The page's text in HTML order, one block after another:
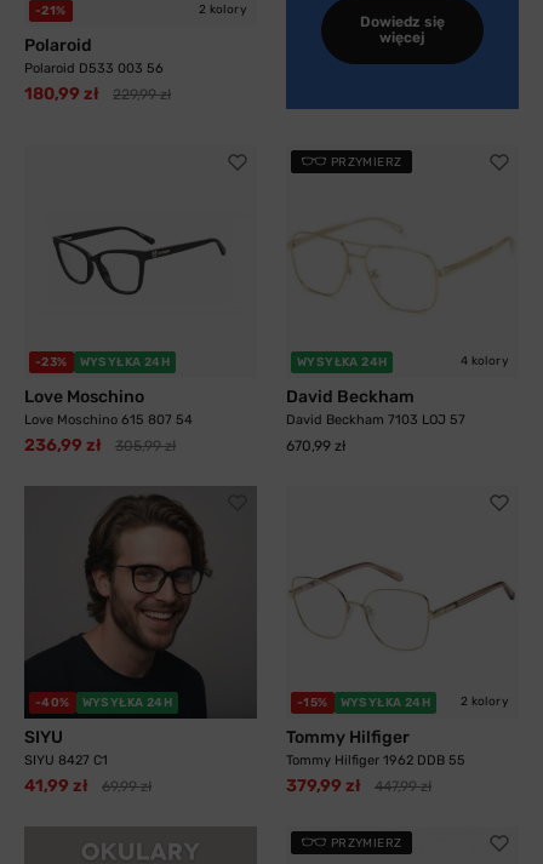
-21% 2 kolory
Polaroid
Polaroid D533 003 56
180,99 zł 229,99 zł
Dowiedz się
więcej
-23% WYSYŁKA 24H
Love Moschino
Love Moschino 615 807 54
236,99 zł 305,99 zł
PRZYMIERZ
WYSYŁKA 24H 4 kolory
David Beckham
David Beckham 7103 LOJ 57
670,99 zł
-40% WYSYŁKA 24H
SIYU
SIYU 8427 C1
41,99 zł 69,99 zł
-15% WYSYŁKA 24H 2 kolory
Tommy Hilfiger
Tommy Hilfiger 1962 DDB 55
379,99 zł 447,99 zł
PRZYMIERZ